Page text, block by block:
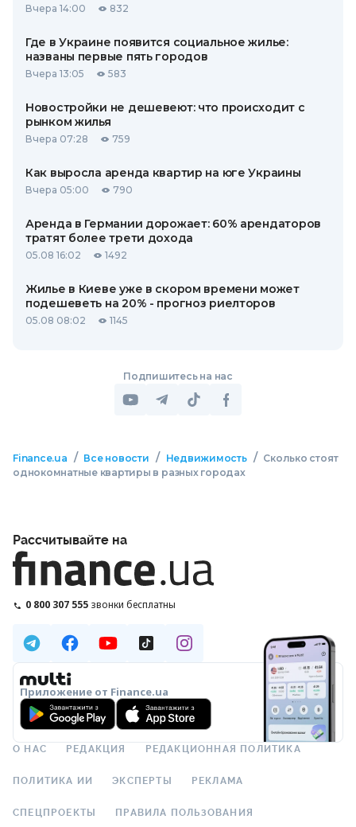
Вчера 14:00 832
Где в Украине появится социальное жилье:
названы первые пять городов
Вчера 13:05 583
Новостройки не дешевеют: что происходит с
рынком жилья
Вчера 07:28 759
Как выросла аренда квартир на юге Украины
Вчера 05:00 790
Аренда в Германии дорожает: 60% арендаторов
тратят более трети дохода
05.08 16:02 1492
Жилье в Киеве уже в скором времени может
подешеветь на 20% - прогноз риелторов
05.08 08:02 1145
Подпишитесь на нас
Finance.ua / Все новости / Недвижимость / Сколько стоят
однокомнатные квартиры в разных городах
Рассчитывайте на
0 800 307 555 звонки бесплатны
Приложение от Finance.ua
О НАС РЕДАКЦИЯ РЕДАКЦИОННАЯ ПОЛИТИКА
ПОЛИТИКА ИИ ЭКСПЕРТЫ РЕКЛАМА
СПЕЦПРОЕКТЫ ПРАВИЛА ПОЛЬЗОВАНИЯ